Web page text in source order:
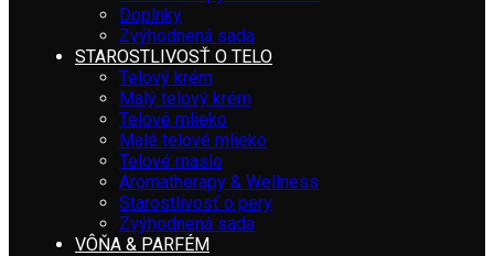
Doplnky
Zvýhodnená sada
STAROSTLIVOSŤ O TELO
Telový krém
Malý telový krém
Telové mlieko
Malé telové mlieko
Telové maslo
Aromatherapy & Wellness
Starostlivosť o pery
Zvýhodnená sada
VÔŇA & PARFÉM